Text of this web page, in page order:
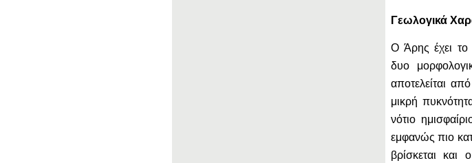
Γεωλογικά
Ο Άρης έχει το
δυο
αποτελείται
μικρή
νότιο
εμφανώς πιο
βρίσκεται